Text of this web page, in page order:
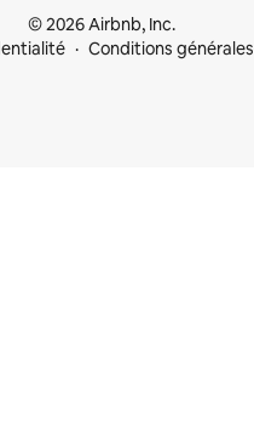
© 2026 Airbnb, Inc.
Conditions générales